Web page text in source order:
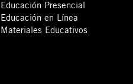
Educación Presencial
Educación en Línea
Materiales Educativos